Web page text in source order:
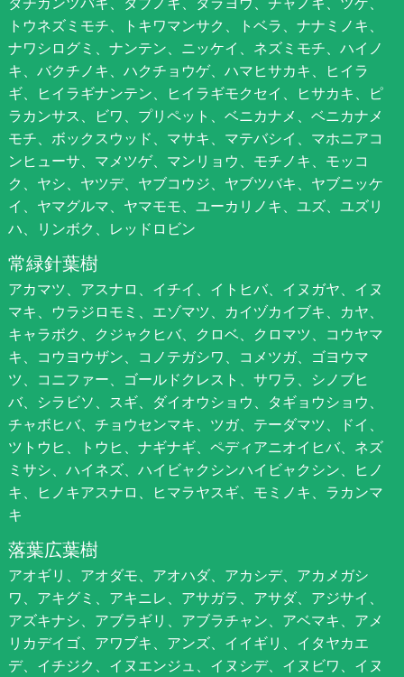
トウネズミモチ、トキワマンサク、トベラ、ナナミノキ、
ナワシログミ、ナンテン、ニッケイ、ネズミモチ、ハイノ
キ、バクチノキ、ハクチョウゲ、ハマヒサカキ、ヒイラ
ギ、ヒイラギナンテン、ヒイラギモクセイ、ヒサカキ、ピ
ラカンサス、ビワ、プリペット、ベニカナメ、ベニカナメ
モチ、ボックスウッド、マサキ、マテバシイ、マホニアコ
ンヒューサ、マメツゲ、マンリョウ、モチノキ、モッコ
ク、ヤシ、ヤツデ、ヤブコウジ、ヤブツバキ、ヤブニッケ
イ、ヤマグルマ、ヤマモモ、ユーカリノキ、ユズ、ユズリ
ハ、リンボク、レッドロビン
常緑針葉樹
アカマツ、アスナロ、イチイ、イトヒバ、イヌガヤ、イヌ
マキ、ウラジロモミ、エゾマツ、カイヅカイブキ、カヤ、
キャラボク、クジャクヒバ、クロベ、クロマツ、コウヤマ
キ、コウヨウザン、コノテガシワ、コメツガ、ゴヨウマ
ツ、コニファー、ゴールドクレスト、サワラ、シノブヒ
バ、シラビソ、スギ、ダイオウショウ、タギョウショウ、
チャボヒバ、チョウセンマキ、ツガ、テーダマツ、ドイ、
ツトウヒ、トウヒ、ナギナギ、ペディアニオイヒバ、ネズ
ミサシ、ハイネズ、ハイビャクシンハイビャクシン、ヒノ
キ、ヒノキアスナロ、ヒマラヤスギ、モミノキ、ラカンマ
キ
落葉広葉樹
アオギリ、アオダモ、アオハダ、アカシデ、アカメガシ
ワ、アキグミ、アキニレ、アサガラ、アサダ、アジサイ、
アズキナシ、アブラギリ、アブラチャン、アベマキ、アメ
リカデイゴ、アワブキ、アンズ、イイギリ、イタヤカエ
デ、イチジク、イヌエンジュ、イヌシデ、イヌビワ、イヌ